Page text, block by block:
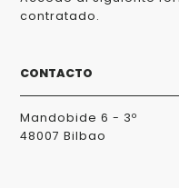
contratado.
CONTACTO
Mandobide 6 - 3º
48007 Bilbao